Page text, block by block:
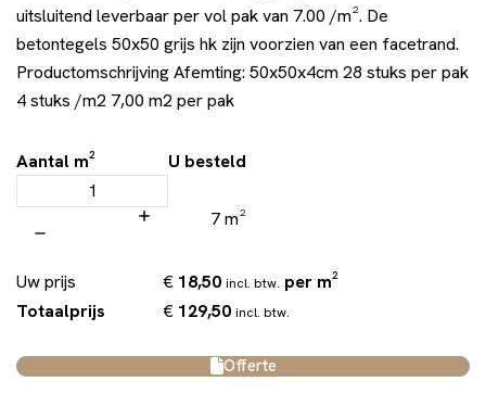
uitsluitend leverbaar per vol pak van 7.00 /m². De
betontegels 50x50 grijs hk zijn voorzien van een facetrand.
Productomschrijving Afemting: 50x50x4cm 28 stuks per pak
4 stuks /m2 7,00 m2 per pak
Aantal m² U besteld
7 m²
Uw prijs € 18,50 incl. btw. per m²
Totaalprijs
€ 129,50 incl. btw.
Offerte